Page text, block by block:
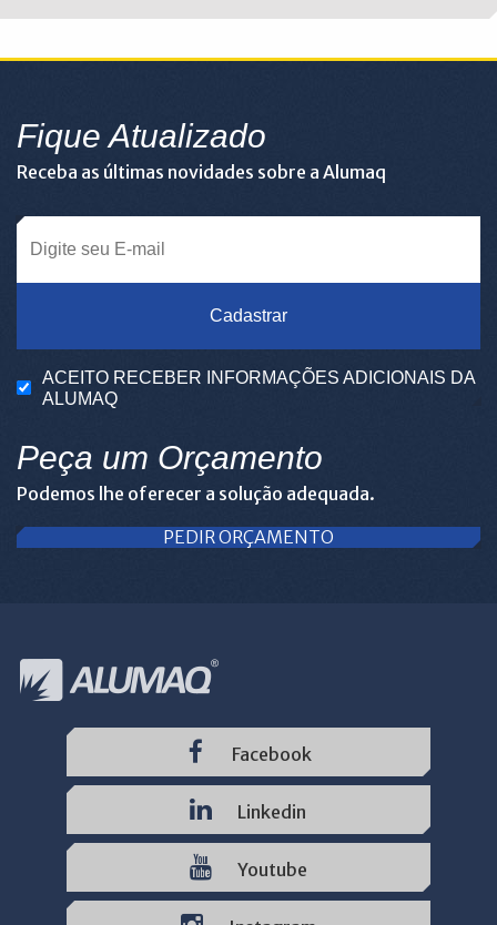
Fique Atualizado
Receba as últimas novidades sobre a Alumaq
Cadastrar
ACEITO RECEBER INFORMAÇÕES ADICIONAIS DA
ALUMAQ
Peça um Orçamento
Podemos lhe oferecer a solução adequada.
PEDIR ORÇAMENTO
Facebook
Linkedin
Youtube